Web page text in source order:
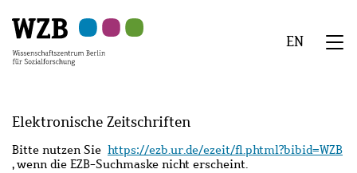
Hauptinhalt
springen
Navigation
springen
Suche
springen
Sekundärnavigation
springen
Fußzeile
springen
EN
Elektronische Zeitschriften
Bitte nutzen Sie https://ezb.ur.de/ezeit/fl.phtml?bibid=WZB
, wenn die EZB-Suchmaske nicht erscheint.